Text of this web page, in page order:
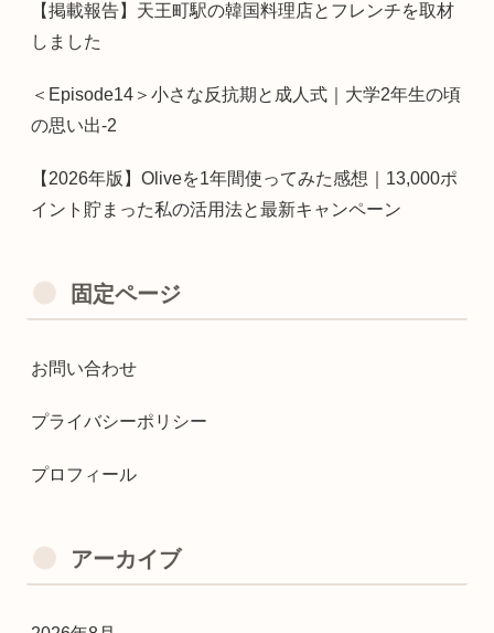
【掲載報告】天王町駅の韓国料理店とフレンチを取材
しました
＜Episode14＞小さな反抗期と成人式｜大学2年生の頃
の思い出-2
【2026年版】Oliveを1年間使ってみた感想｜13,000ポ
イント貯まった私の活用法と最新キャンペーン
固定ページ
お問い合わせ
プライバシーポリシー
プロフィール
アーカイブ